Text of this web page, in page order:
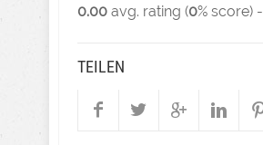
0.00 avg. rating (0% score) -
TEILEN